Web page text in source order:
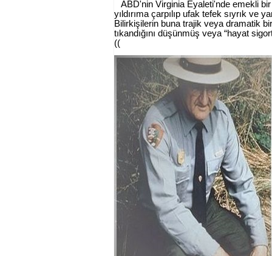
ABD'nin Virginia Eyaleti'nde emekli
yıldırıma çarpılıp ufak tefek sıyrık ve
Bilirkişilerin buna trajik veya dramatik
tıkandığını düşünmüş veya “hayat
((